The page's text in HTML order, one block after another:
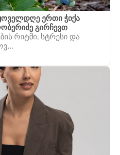
ერთი ჭიქა
გირჩევთ
რიტმი, სტრესი და